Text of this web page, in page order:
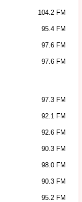
104.2 FM
95.4 FM
97.6 FM
97.6 FM
97.3 FM
92.1 FM
92.6 FM
90.3 FM
98.0 FM
90.3 FM
95.2 FM